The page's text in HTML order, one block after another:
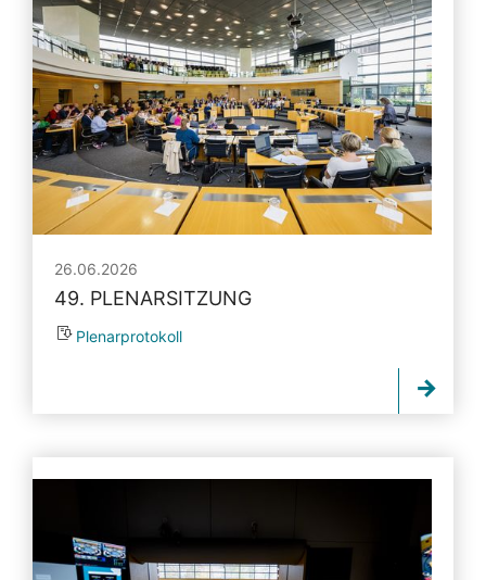
26.06.2026
49. PLENARSITZUNG
Plenarprotokoll